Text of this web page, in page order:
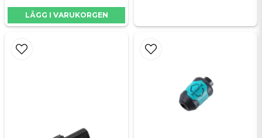
LÄGG I VARUKORGEN